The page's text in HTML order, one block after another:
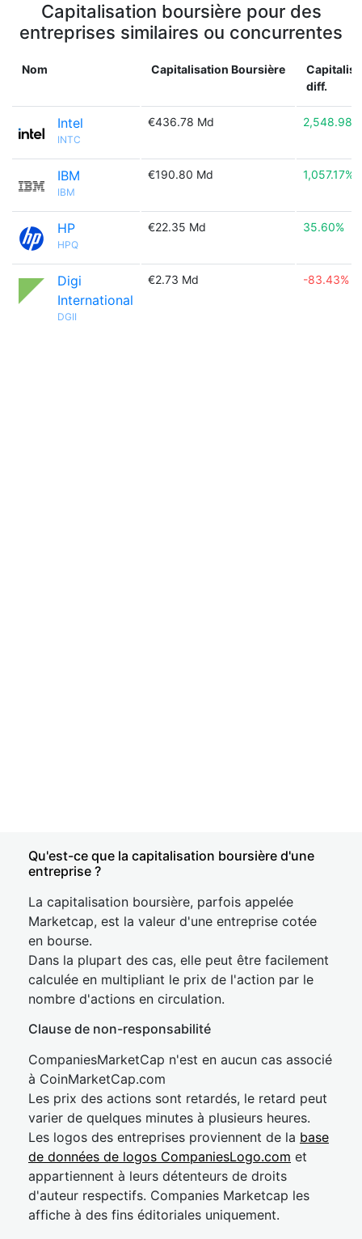
Capitalisation boursière pour des
entreprises similaires ou concurrentes
Nom Capitalisation Boursière
diff.
Intel
INTC
€436.78 Md 2,548.98%
IBM
IBM
€190.80 Md 1,057.17%
HP
HPQ
€22.35 Md 35.60%
Digi
International
DGII
€2.73 Md -83.43%
Qu'est-ce que la capitalisation boursière d'une
entreprise ?
La capitalisation boursière, parfois appelée
Marketcap, est la valeur d'une entreprise cotée
en bourse.
Dans la plupart des cas, elle peut être facilement
calculée en multipliant le prix de l'action par le
nombre d'actions en circulation.
Clause de non-responsabilité
CompaniesMarketCap n'est en aucun cas associé
à CoinMarketCap.com
Les prix des actions sont retardés, le retard peut
varier de quelques minutes à plusieurs heures.
Les logos des entreprises proviennent de la base
de données de logos CompaniesLogo.com et
appartiennent à leurs détenteurs de droits
d'auteur respectifs. Companies Marketcap les
affiche à des fins éditoriales uniquement.